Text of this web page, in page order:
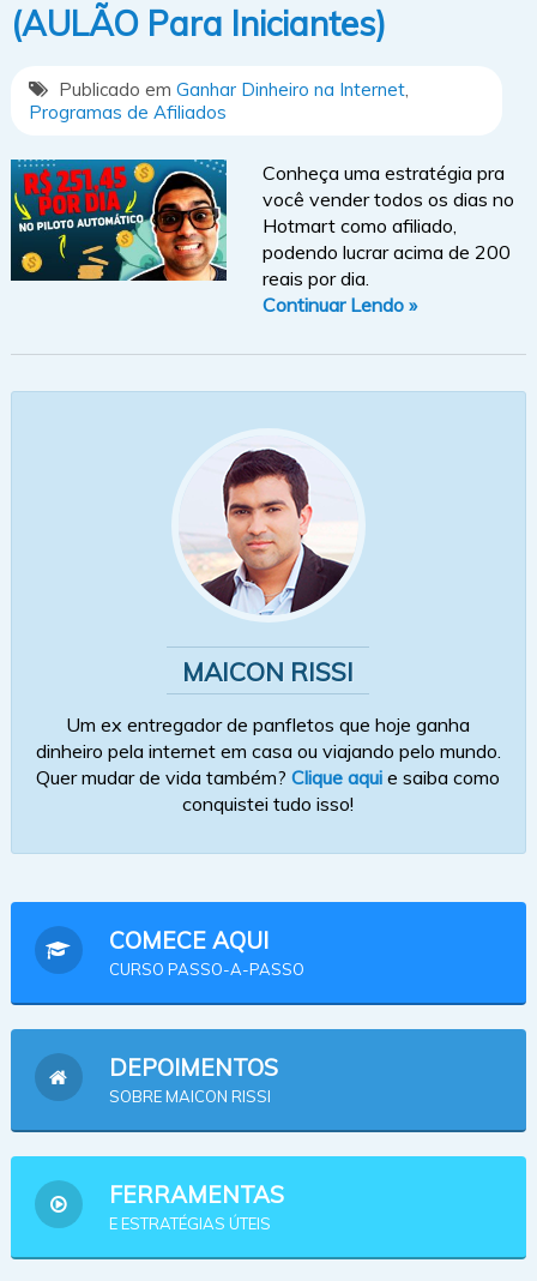
(AULÃO Para Iniciantes)
Publicado em Ganhar Dinheiro na Internet,
Programas de Afiliados
Conheça uma estratégia pra
você vender todos os dias no
Hotmart como afiliado,
podendo lucrar acima de 200
reais por dia.
Continuar Lendo »
MAICON RISSI
Um ex entregador de panfletos que hoje ganha
dinheiro pela internet em casa ou viajando pelo mundo.
Quer mudar de vida também?Clique aqui e saiba como
conquistei tudo isso!
COMECE AQUI
CURSO PASSO-A-PASSO
DEPOIMENTOS
SOBRE MAICON RISSI
FERRAMENTAS
E ESTRATÉGIAS ÚTEIS